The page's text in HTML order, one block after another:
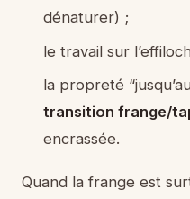
dénaturer) ;
le travail sur
la propreté
transition frange/
encrassée.
Quand la frange est